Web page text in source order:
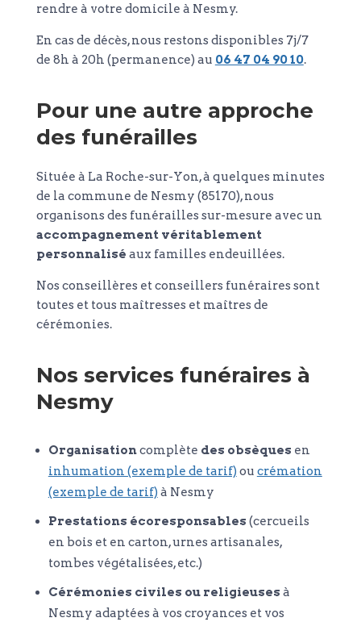
rendre à votre domicile à Nesmy.
En cas de décès, nous restons disponibles 7j/7
de 8h à 20h (permanence) au 06 47 04 90 10.
Pour une autre approche
des funérailles
Située à La Roche-sur-Yon, à quelques minutes
de la commune de Nesmy (85170), nous
organisons des funérailles sur-mesure avec un
accompagnement véritablement
personnalisé aux familles endeuillées.
Nos conseillères et conseillers funéraires sont
toutes et tous maîtresses et maîtres de
cérémonies.
Nos services funéraires à
Nesmy
Organisationcomplète des obsèques en
inhumation (exemple de tarif) ou crémation
(exemple de tarif) à Nesmy
Prestations écoresponsables (cercueils
en bois et en carton, urnes artisanales,
tombes végétalisées, etc.)
Cérémonies civiles ou religieuses à
Nesmy adaptées à vos croyances et vos